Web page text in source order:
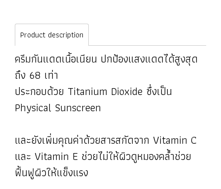
Product description
ครีมกันแดดเนื้อเนียน ปกป้องแสงแดดได้สูงสุด
ถึง 68 เท่า
ประกอบด้วย Titanium Dioxide ซึ่งเป็น
Physical Sunscreen
และยังเพิ่มคุณค่าด้วยสารสกัดจาก Vitamin C
และ Vitamin E ช่วยไม่ให้ผิวดูหมองคล้ำช่วย
ฟื้นฟูผิวให้แข็งแรง